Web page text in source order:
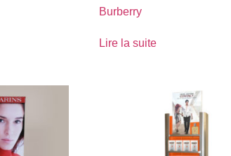
Burberry
Lire la suite